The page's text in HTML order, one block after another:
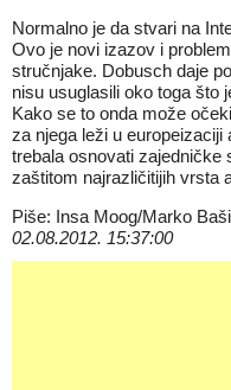
Normalno je da stvari na
Ovo je novi izazov i
stručnjake. Dobusch daje
nisu usuglasili oko toga što
Kako se to onda može
za njega leži u
trebala osnovati zajedničke
zaštitom najrazličitijih vrsta
Piše: Insa Moog/Marko
02.08.2012. 15:37:00